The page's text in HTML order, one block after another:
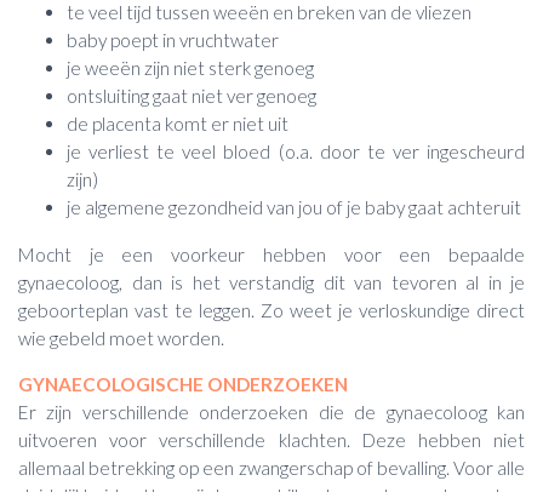
te veel tijd tussen weeën en breken van de vliezen
baby poept in vruchtwater
je weeën zijn niet sterk genoeg
ontsluiting gaat niet ver genoeg
de placenta komt er niet uit
je verliest te veel bloed (o.a. door te ver ingescheurd
zijn)
je algemene gezondheid van jou of je baby gaat achteruit
Mocht je een voorkeur hebben voor een bepaalde
gynaecoloog, dan is het verstandig dit van tevoren al in je
geboorteplan vast te leggen. Zo weet je verloskundige direct
wie gebeld moet worden.
GYNAECOLOGISCHE ONDERZOEKEN
Er zijn verschillende onderzoeken die de gynaecoloog kan
uitvoeren voor verschillende klachten. Deze hebben niet
allemaal betrekking op een zwangerschap of bevalling. Voor alle